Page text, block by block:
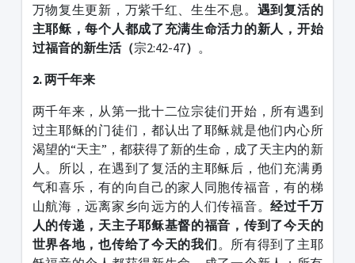
万物复生更新，万紫千红、生生不息。 遇到复活的
主耶稣，每个人都成了充满生命活力的新人，开始
过福音的新生活（宗2:42-47） 。
2. 两千年来
两千年来，从第一批十二位宗徒们开始，所有遇到
过主耶稣的门徒们，都认出了耶稣就是他们内心所
渴望的“天主”，都获得了新的生命，成了天主内的新
人。所以，在遇到了复活的主耶稣后，他们充满勇
气和喜乐，有的向自己的家人同胞传福音，有的梯
山航海，远离家乡向远方的人们传福音。经过千万
人的传递，天主子耶稣基督的福音，传到了今天的
世界各地，也传给了今天的我们 。所有得到了主耶